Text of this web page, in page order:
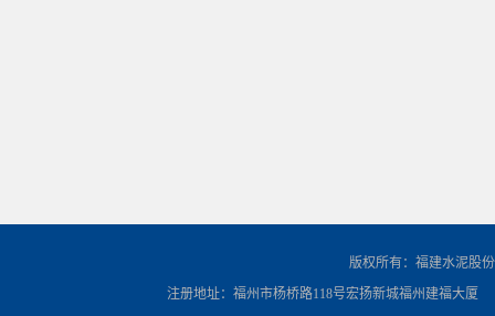
版权所有：福建水泥股
注册地址：福州市杨桥路118号宏扬新城福州建福大厦